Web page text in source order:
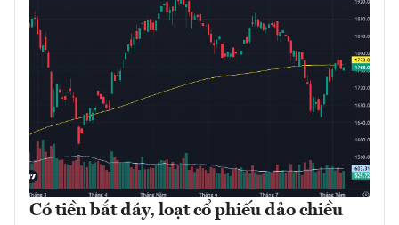
Có tiền bắt đáy, loạt cổ phiếu đảo chiều